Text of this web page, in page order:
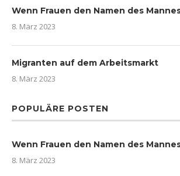
Wenn Frauen den Namen des
8. März 2023
Migranten auf dem Arbeitsmarkt
8. März 2023
POPULÄRE POSTEN
Wenn Frauen den Namen des
8. März 2023